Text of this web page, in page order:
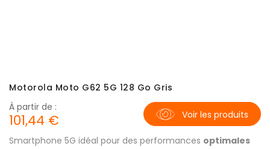
Motorola Moto G62 5G 128 Go Gris
Smartphone 5G idéal pour des performances optimales
À partir de :
101,44 € Voir les produits